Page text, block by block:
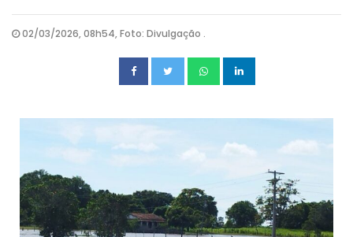
02/03/2026, 08h54, Foto: Divulgação .